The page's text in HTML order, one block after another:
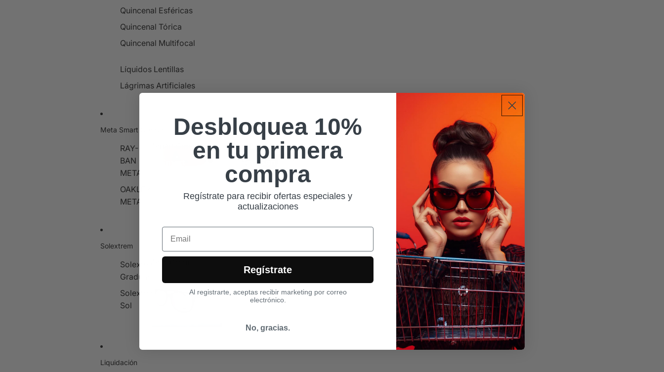
Quincenal Esféricas
Quincenal Tórica
Quincenal Multifocal
Líquidos Lentillas
Lágrimas Artificiales
Meta Smart Glasses
RAY-
BAN
META
OAKLEY
META
Smart Glasses Ray-Ban Meta
Ray-Ban
Meta
Solextrem
Solextrem
Graduado
Solextrem
Sol
Solextrem
Solextrem
Liquidación
Desbloquea 10%
en tu primera
compra
Regístrate para recibir ofertas especiales y
actualizaciones
Email
Regístrate
Al registrarte, aceptas recibir marketing por correo
electrónico.
No, gracias.